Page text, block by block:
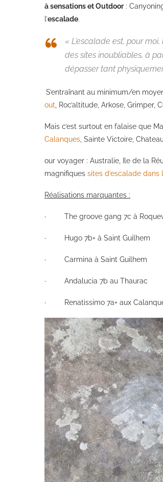
à sensations et Outdoor:
l’escalade.
« L’escalade est, pour moi,
des sites inoubliables, à
dépasser tant
S’entraînant au minimum/en
out , Roc’altitude, Arkose, Grimper,
Mais c’est surtout en falaise que
Calanques , Sainte Victoire,
our voyager : Australie, Ile de la
magnifiques sites d’escalade dans
Réalisations marquantes :
· The groove gang 7c à
· Hugo 7b+ à Saint Guilhem
· Carmina à Saint Guilhem
· Andalucia 7b au Thaurac
· Renatissimo 7a+ aux